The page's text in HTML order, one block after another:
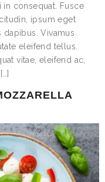
in consequat. Fusce
ipsum eget
dapibus. Vivamus
eleifend tellus.
vitae, eleifend ac,